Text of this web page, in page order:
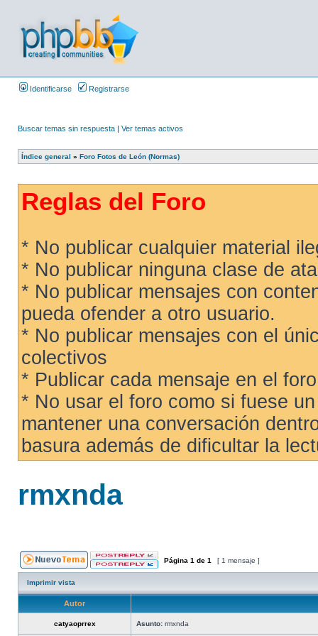
Identificarse Registrarse
Buscar temas sin respuesta | Ver temas activos
Índice general » Foro Fotos de León (Normas)
Reglas del Foro
* No publicar cualquier material
* No publicar ninguna clase de
* No publicar mensajes con
pueda ofender a otro usuario.
* No publicar mensajes con el
colectivos
* Publicar cada mensaje en el
* No usar el foro como si fuese
mantener una conversación
basura además de dificultar la
rmxnda
Página 1 de 1 [ 1 mensaje ]
Imprimir vista
Autor
catyaoprrex Asunto: rmxnda